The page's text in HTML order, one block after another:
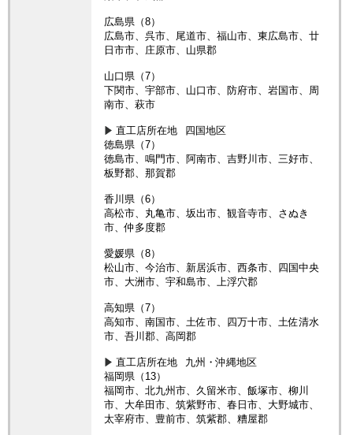
広島県（8）
広島市、呉市、尾道市、福山市、東広島市、廿
日市市、庄原市、山県郡
山口県（7）
下関市、宇部市、山口市、防府市、岩国市、周
南市、萩市
直工店所在地
四国地区
徳島県（7）
徳島市、鳴門市、阿南市、吉野川市、三好市、
板野郡、那賀郡
香川県（6）
高松市、丸亀市、坂出市、観音寺市、さぬき
市、仲多度郡
愛媛県（8）
松山市、今治市、新居浜市、西条市、四国中央
市、大洲市、宇和島市、上浮穴郡
高知県（7）
高知市、南国市、土佐市、四万十市、土佐清水
市、吾川郡、高岡郡
直工店所在地
九州・沖縄地区
福岡県（13）
福岡市、北九州市、久留米市、飯塚市、柳川
市、大牟田市、筑紫野市、春日市、大野城市、
太宰府市、豊前市、筑紫郡、糟屋郡